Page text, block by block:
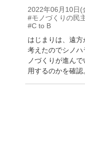
2022年06月10日(
#モノづくりの民
#C to B
はじまりは、遠
考えたのでシノ
ノづくりが進ん
用するのかを確